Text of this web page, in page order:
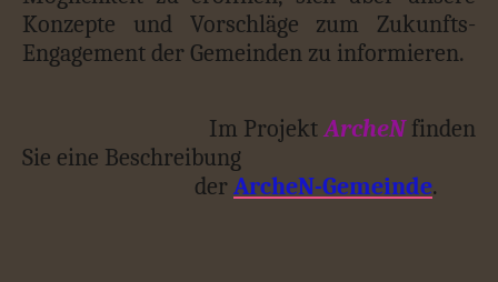
Konzepte und Vorschläge zum Zukunfts-
Engagement der Gemeinden zu informieren.
Im ProjektArcheNfinden
Sie eine Beschreibung
derArcheN-Gemeinde.